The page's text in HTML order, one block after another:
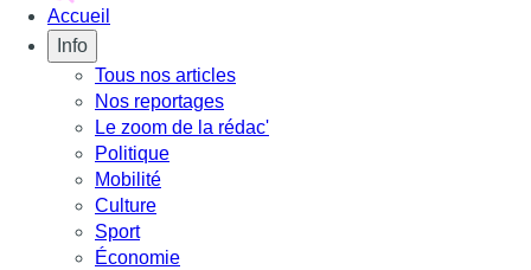
Accueil
Info
Tous nos articles
Nos reportages
Le zoom de la rédac'
Politique
Mobilité
Culture
Sport
Économie